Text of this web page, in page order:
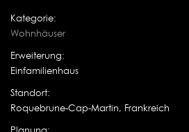
Kategorie:
Wohnhäuser
Erweiterung:
Einfamilienhaus
Standort:
Roquebrune-Cap-Martin, Frankreich